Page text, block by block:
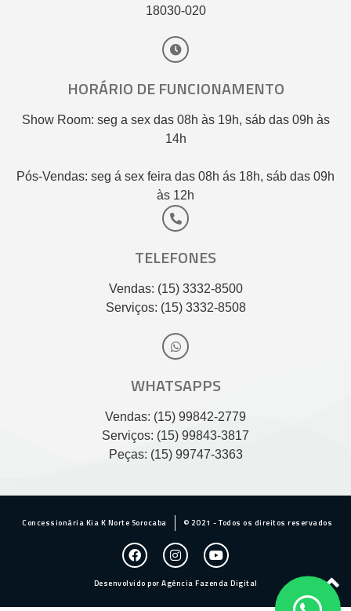
18030-020
HORÁRIO DE FUNCIONAMENTO
Show Room: seg a sex das 08h às 19h, sáb das 09h às
14h
Pós-Vendas: seg á sex feira das 08h ás 18h, sáb das 09h
às 12h
TELEFONES
Vendas: (15) 3332-8500
Serviços: (15) 3332-8508
WHATSAPPS
Vendas: (15) 99842-2779
Serviços: (15) 99843-3817
Peças: (15) 99747-3363
Concessionária Kia K Norte Sorocaba © 2021 - Todos os direitos reservados
Desenvolvido por Agência Fazenda Digital